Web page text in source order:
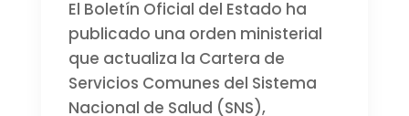
El Boletín Oficial del Estado ha
publicado una orden ministerial
que actualiza la Cartera de
Servicios Comunes del Sistema
Nacional de Salud (SNS),